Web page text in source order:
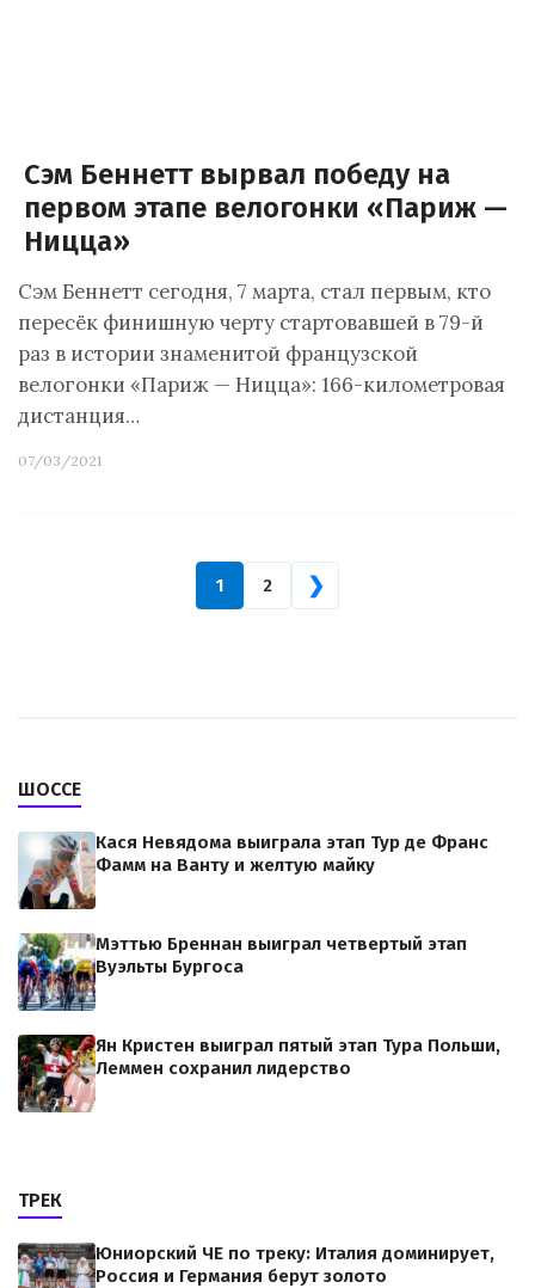
Сэм Беннетт вырвал победу на
первом этапе велогонки «Париж —
Ницца»
Сэм Беннетт сегодня, 7 марта, стал первым, кто
пересёк финишную черту стартовавшей в 79-й
раз в истории знаменитой французской
велогонки «Париж — Ницца»: 166-километровая
дистанция…
07/03/2021
1 2 ❯
ШОССЕ
Кася Невядома выиграла этап Тур де Франс
Фамм на Ванту и желтую майку
Мэттью Бреннан выиграл четвертый этап
Вуэльты Бургоса
Ян Кристен выиграл пятый этап Тура Польши,
Леммен сохранил лидерство
ТРЕК
Юниорский ЧЕ по треку: Италия доминирует,
Россия и Германия берут золото